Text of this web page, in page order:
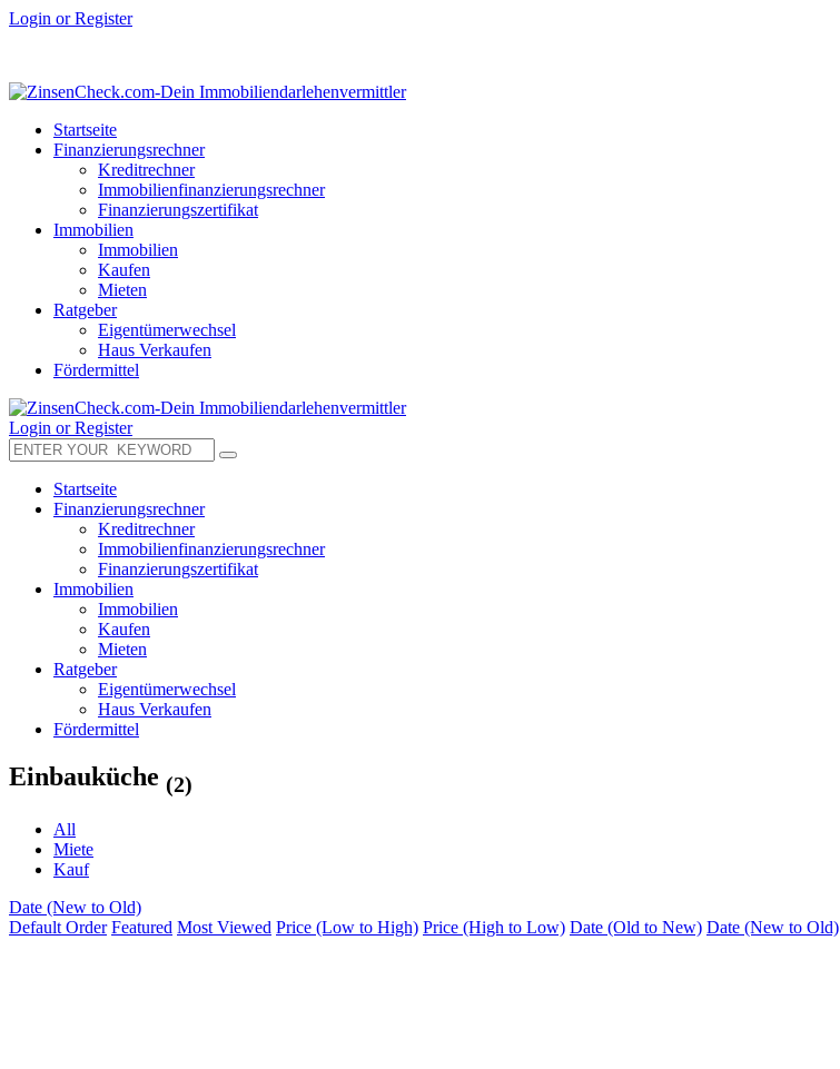
Login or Register
Startseite
Finanzierungsrechner
Kreditrechner
Immobilienfinanzierungsrechner
Finanzierungszertifikat
Immobilien
Immobilien
Kaufen
Mieten
Ratgeber
Eigentümerwechsel
Haus Verkaufen
Fördermittel
Login or Register
Startseite
Finanzierungsrechner
Kreditrechner
Immobilienfinanzierungsrechner
Finanzierungszertifikat
Immobilien
Immobilien
Kaufen
Mieten
Ratgeber
Eigentümerwechsel
Haus Verkaufen
Fördermittel
Einbauküche (2)
All
Miete
Kauf
Date (New to Old)
Default Order Featured Most Viewed Price (Low to High) Price (High to Low) Date (Old to New) Date (New to Old)